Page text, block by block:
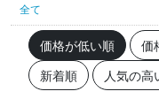
全て
価格が低い順
価
新着順
人気の高